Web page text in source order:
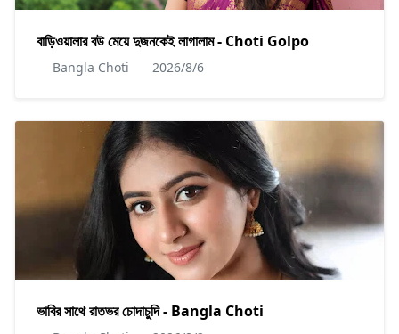
বাড়িওয়ালার বউ মেয়ে দুজনকেই লাগালাম - Choti Golpo
Bangla Choti 2026/8/6
ভাবির সাথে রাতভর চোদাচুদি - Bangla Choti